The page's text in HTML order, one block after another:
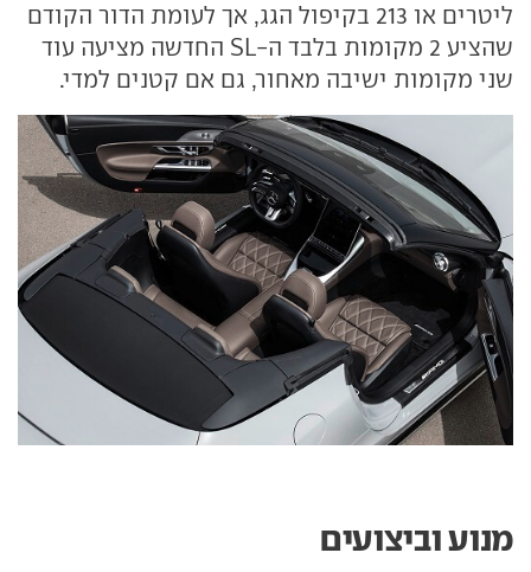
ליטרים או 213 בקיפול הגג, אך לעומת הדור הקודם
שהציע 2 מקומות בלבד ה-SL החדשה מציעה עוד
שני מקומות ישיבה מאחור, גם אם קטנים למדי.
מנוע וביצועים